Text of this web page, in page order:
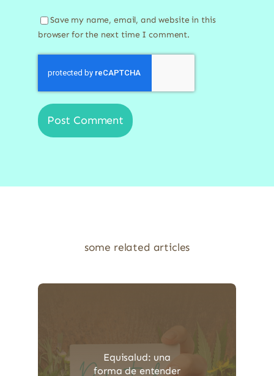
Save my name, email, and website in this
browser for the next time I comment.
some related articles
Equisalud: una
forma de entender